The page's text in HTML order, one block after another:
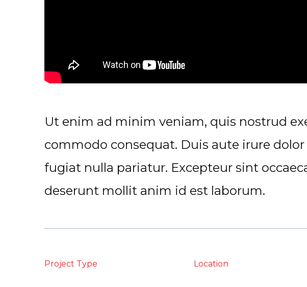
Ut enim ad minim veniam, quis nostrud
commodo consequat. Duis aute irure
fugiat nulla pariatur. Excepteur sint
deserunt mollit anim id est laborum.
Project Type Location